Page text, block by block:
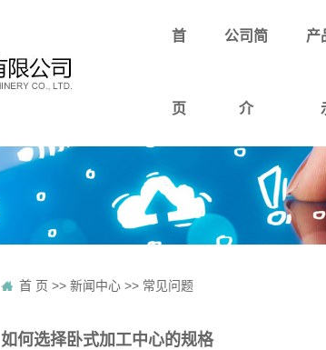
首
页
公司简
介
产
首 页 >> 新闻中心 >> 常见问题
如何选择卧式加工中心的规格